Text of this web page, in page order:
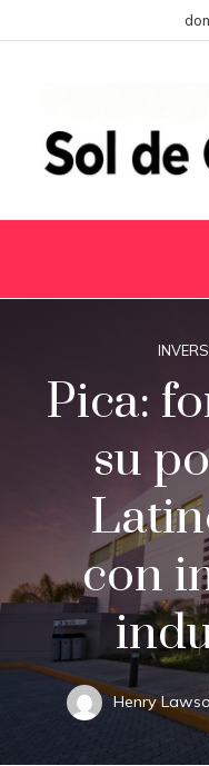
Pica:
su
con
Henry